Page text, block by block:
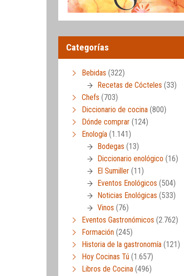
Categorías
Bebidas (322)
Recetas de Cócteles (33)
Chefs (703)
Diccionario de cocina (800)
Dónde comprar (124)
Enología (1.141)
Bodegas (13)
Diccionario enológico (16)
El Sumiller (11)
Eventos Enológicos (504)
Noticias Enológicas (533)
Vinos (76)
Eventos Gastronómicos (2.762)
Formación (245)
Historia de la gastronomía (121)
Hoy Cocinas Tú (1.657)
Libros de Cocina (496)